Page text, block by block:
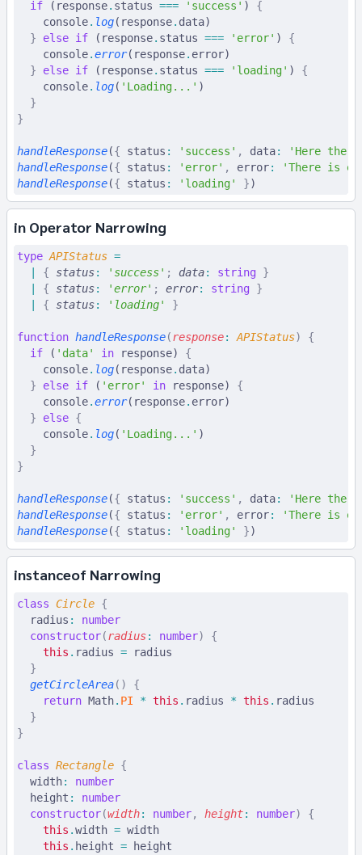
  if
(response. status === 'success' ) {
    console
. log(response. data)
  }
else if (response. status === 'error' ) {
    console
.error(response. error)
  }
else if (response. status === 'loading' ) {
    console
. log( 'Loading...' )
  }
}
handleResponse({ status : 'success' , data:
'Here the
handleResponse({ status : 'error' , error:
'There is
handleResponse({ status : 'loading' })
in Operator Narrowing
type APIStatus =
{ status: ' success' ; data: string }
{ status: 'error' ; error: string }
{ status: ' loading' }
function handleResponse(response: APIStatus)
{
  if
( 'data' in response) {
    console
. log(response. data)
  }
else if ( 'error' in response) {
    console
.error(response. error)
  }
else {
    console
. log( 'Loading...' )
  }
}
handleResponse({ status : 'success' , data:
'Here the
handleResponse({ status : 'error' , error:
'There is
handleResponse({ status : 'loading' })
instanceof Narrowing
class Circle {
  radius
:
number
  constructor
(radius: number)
{
    this
. radius = radius
  }
  getCircleArea
()
{
    return
Math. PI * this . radius * this . radius
  }
}
class Rectangle {
  width
:
number
  height
:
number
  constructor
(width: number, height: number)
{
    this
.width = width
    this
. height = height